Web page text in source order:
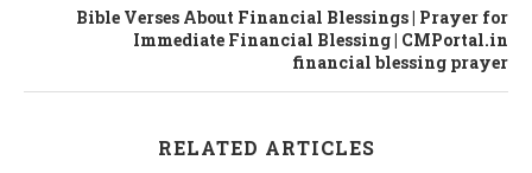
Bible Verses About Financial Blessings | Prayer for
Immediate Financial Blessing | CMPortal.in
financial blessing prayer
RELATED ARTICLES